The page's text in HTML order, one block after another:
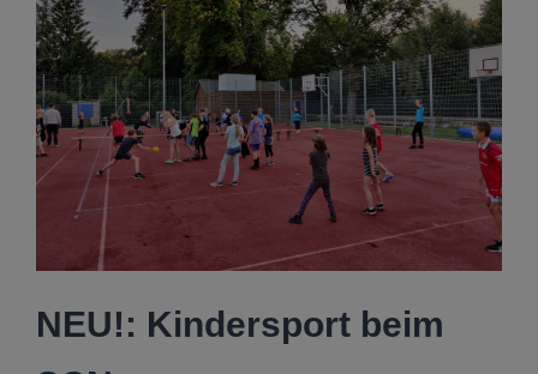
NEU!: Kindersport beim